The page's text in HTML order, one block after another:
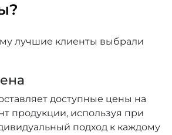
лучшие клиенты выбрали
доступные цены на
продукции, используя при
подход к каждому